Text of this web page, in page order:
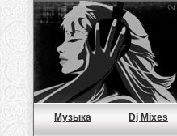
Музыка Dj Mixes